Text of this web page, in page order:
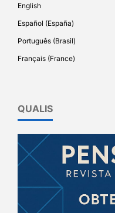
English
Español (España)
Português (Brasil)
Français (France)
QUALIS